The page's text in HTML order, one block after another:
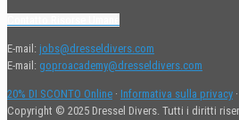
E-mail: jobs@dresseldivers.com
E-mail: goproacademy@dresseldivers.com
20% DI SCONTO Online · Informativa sulla privacy ·
Copyright © 2025 Dressel Divers. Tutti i diritti